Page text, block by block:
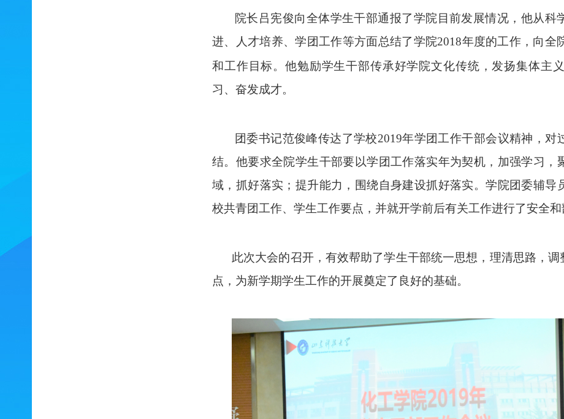
院长吕宪俊向全体学生干部通报了学院目前发展情况， 他从科
进、人才培养、学团工作等方面总结了学院2018年度的工作，向全
和工作目标。他勉励学生干部传承好学院文化传统，发扬集体主
习、奋发成才。
团委书记范俊峰传达了学校2019年学团工作干部会议精神，对
结。他要求全院学生干部要以学团工作落实年为契机，加强学习，
域，抓好落实；提升能力，围绕自身建设抓好落实。学院团委辅导
校共青团工作、学生工作要点，并就开学前后有关工作进行了安全和
此次大会的召开，有效帮助了学生干部统一思想，理清思路，
点，为新学期学生工作的开展奠定了良好的基础。